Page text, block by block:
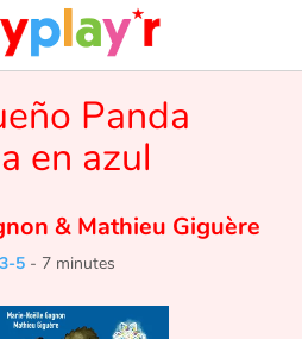
Panda
en azul
&Mathieu Giguère
5 - 7 minutes